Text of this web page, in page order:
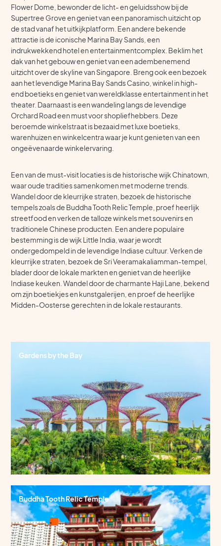
Flower Dome, bewonder de licht- en geluidsshow bij de
Supertree Grove en geniet van een panoramisch uitzicht op
de stad vanaf het uitkijkplatform. Een andere bekende
attractie is de iconische Marina Bay Sands, een
indrukwekkend hotel en entertainmentcomplex. Beklim het
dak van het gebouw en geniet van een adembenemend
uitzicht over de skyline van Singapore. Breng ook een bezoek
aan het levendige Marina Bay Sands Casino, winkel in high-
end boetieks en geniet van wereldklasse entertainment in het
theater. Daarnaast is een wandeling langs de levendige
Orchard Road een must voor shopliefhebbers. Deze
beroemde winkelstraat is bezaaid met luxe boetieks,
warenhuizen en winkelcentra waar je kunt genieten van een
ongeëvenaarde winkelervaring.
Een van de must-visit locaties is de historische wijk Chinatown,
waar oude tradities samenkomen met moderne trends.
Wandel door de kleurrijke straten, bezoek de historische
tempels zoals de Buddha Tooth Relic Temple, proef heerlijk
streetfood en verken de talloze winkels met souvenirs en
traditionele Chinese producten. Een andere populaire
bestemming is de wijk Little India, waar je wordt
ondergedompeld in de levendige Indiase cultuur. Verken de
kleurrijke straten, bezoek de Sri Veeramakaliamman-tempel,
blader door de lokale markten en geniet van de heerlijke
Indiase keuken. Wandel door de charmante Haji Lane, bekend
om zijn boetiekjes en kunstgalerijen, en proef de heerlijke
Midden-Oosterse gerechten in de lokale restaurants.
Gardens by the Bay
Buddha Tooth Relic Temple